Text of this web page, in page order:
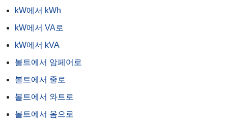
kW에서 kWh
kW에서 VA로
kW에서 kVA
볼트에서 암페어로
볼트에서 줄로
볼트에서 와트로
볼트에서 옴으로